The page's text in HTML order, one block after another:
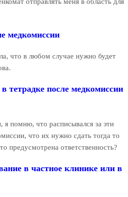
отправлять меня в область для
медкомиссии
что в любом случае нужно будет
тетрадке после медкомиссии
помню, что расписывался за эти
что их нужно сдать тогда то
предусмотрена ответственность?
в частное клинике или в